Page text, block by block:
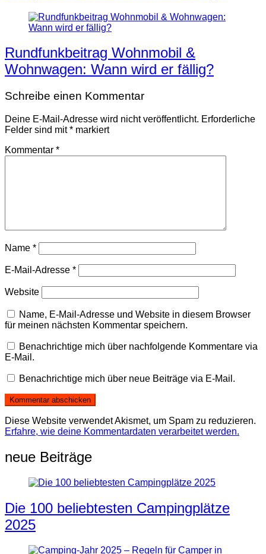
Rundfunkbeitrag Wohnmobil &
Wohnwagen: Wann wird er fällig?
Schreibe einen Kommentar
Deine E-Mail-Adresse wird nicht veröffentlicht. Erforderliche
Felder sind mit* markiert
Kommentar *
Name *
E-Mail-Adresse *
Website
Name, E-Mail-Adresse und Website in diesem Browser
für meinen nächsten Kommentar speichern.
Benachrichtige mich über nachfolgende Kommentare via
E-Mail.
Benachrichtige mich über neue Beiträge via E-Mail.
Diese Website verwendet Akismet, um Spam zu reduzieren.
Erfahre, wie deine Kommentardaten verarbeitet werden.
neue Beiträge
Die 100 beliebtesten Campingplätze
2025